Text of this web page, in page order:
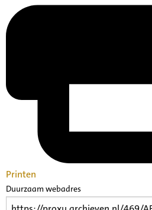
Printen
Duurzaam webadres